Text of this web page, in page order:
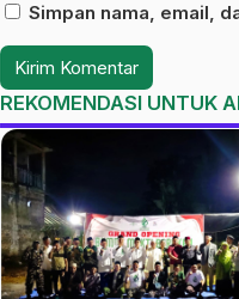
Simpan nama, email,
REKOMENDASI UNTUK